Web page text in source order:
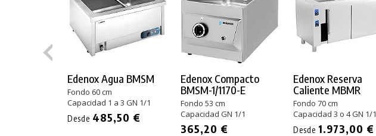
Edenox Agua BMSM
Fondo 60 cm
Capacidad 1 a 3 GN 1/1
Desde 485,50 €
Edenox Compacto
BMSM-1/1170-E
Fondo 53 cm
Capacidad GN 1/1
365,20 €
Edenox Reserva
Caliente MBMR
Fondo 70 cm
Capacidad 3 o 4 GN 1/1
Desde 1.973,00 €